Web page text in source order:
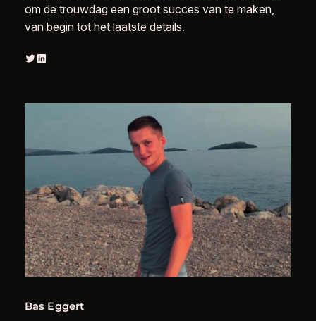
om de trouwdag een groot succes van te maken,
van begin tot het laatste details.
Twitter LinkedIn
Bas Eggert